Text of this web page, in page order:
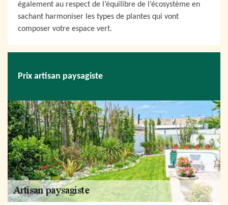
également au respect de l’équilibre de l’écosystème en
sachant harmoniser les types de plantes qui vont
composer votre espace vert.
Prix artisan paysagiste